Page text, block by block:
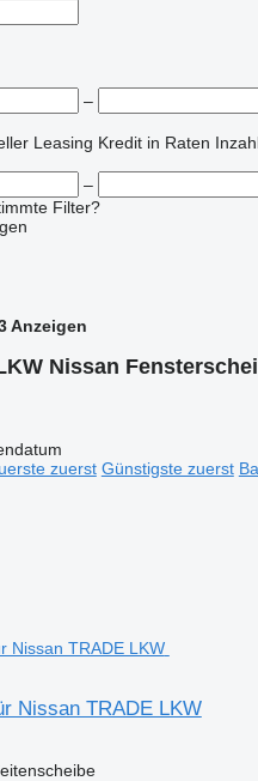
–
Leasing Kredit in Raten
–
Filter?
Anzeigen
Nissan
zuerst Günstigste zuerst
Nissan TRADE LKW